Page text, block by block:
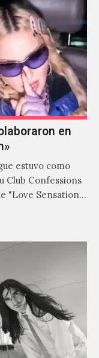
en
estuvo como
Club Confessions
"Love Sensation",